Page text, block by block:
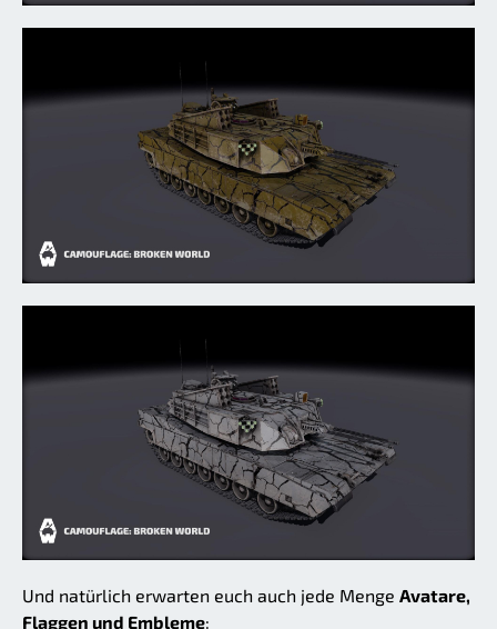
Und natürlich erwarten euch auch jede Menge Avatare,
Flaggen und Embleme: